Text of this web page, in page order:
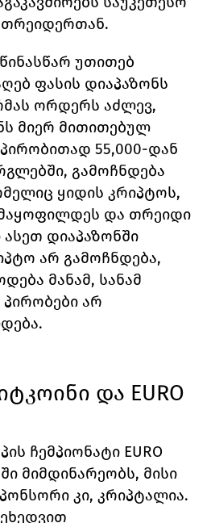
თრეიდერთან.
უთითებ
ფასის დიაპაზონს
ორდერს აძლევ,
მიერ მითითებულ
55,000-დან
გამოჩნდება
ყიდის კრიპტოს,
და თრეიდი
ასეთ დიაპაზონში
არ გამოჩნდება,
მანამ, სანამ
არ
და EURO
ჩემპიონატი EURO
მიმდინარეობს, მისი
კი, კრიპტალია.